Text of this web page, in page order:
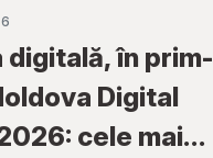
digitală, în prim-
Digital
cele mai